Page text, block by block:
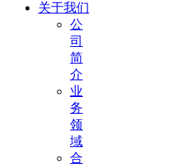
关于我们
公
司
简
介
业
务
领
域
合